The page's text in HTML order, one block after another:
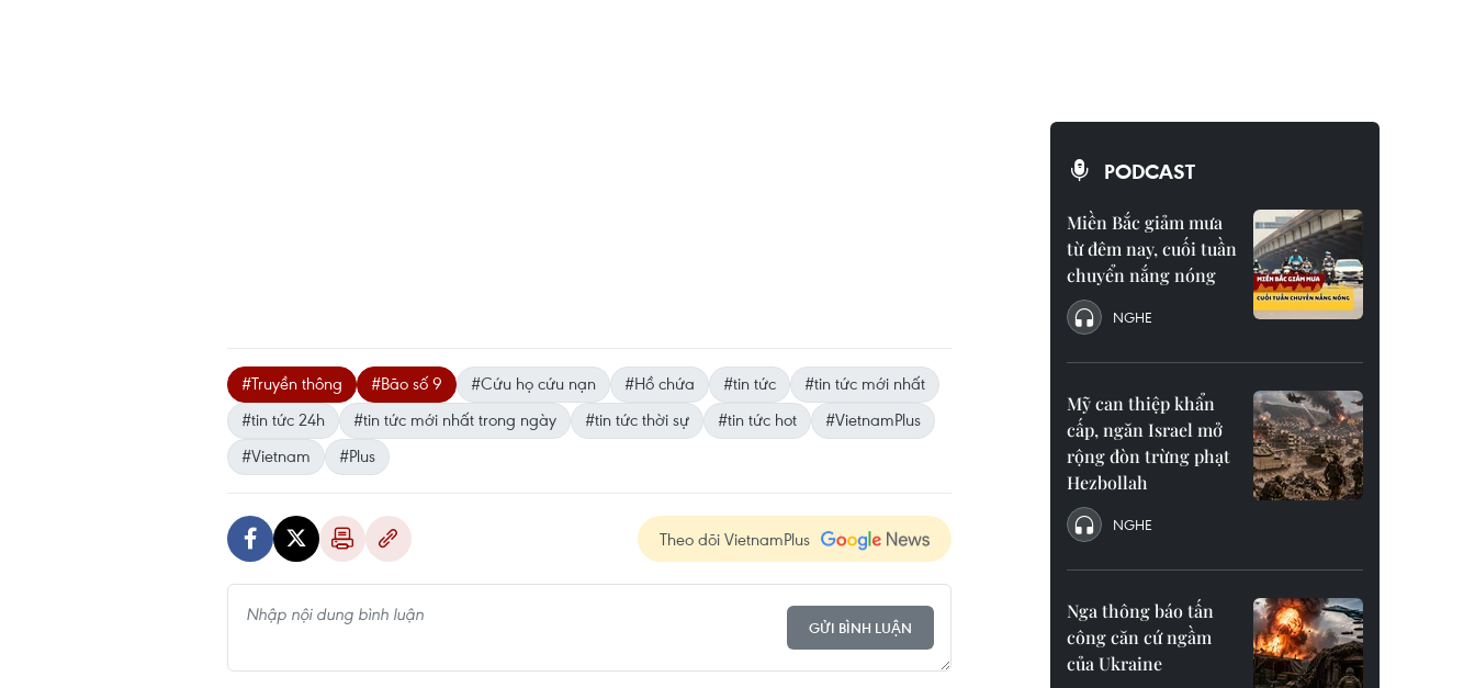
#Truyền thông #Bão số 9 #Cứu họ cứu nạn #Hồ chứa #tin tức
#tin tức mới nhất
#tin tức 24h
#tin tức mới nhất trong ngày #tin tức thời sự #tin tức hot
#VietnamPlus
#Vietnam
#Plus
Theo dõi VietnamPlus
GỬI BÌNH LUẬN
PODCAST
Miền Bắc giảm mưa
từ đêm nay, cuối tuần
chuyển nắng nóng
NGHE
Mỹ can thiệp khẩn
cấp, ngăn Israel mở
rộng đòn trừng phạt
Hezbollah
NGHE
Nga thông báo tấn
công căn cứ ngầm
của Ukraine